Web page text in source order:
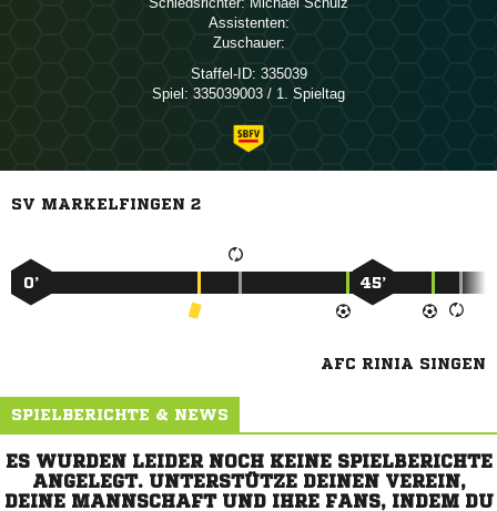
Assistenten:
Zuschauer:
Staffel-ID: 335039
Spiel: 335039003 / 1. Spieltag
SV MARKELFINGEN 2
0’ 45’
AFC RINIA SINGEN
SPIELBERICHTE & NEWS
ES WURDEN LEIDER NOCH KEINE SPIELBERICHTE
ANGELEGT. UNTERSTÜTZE DEINEN VEREIN,
DEINE MANNSCHAFT UND IHRE FANS, INDEM DU